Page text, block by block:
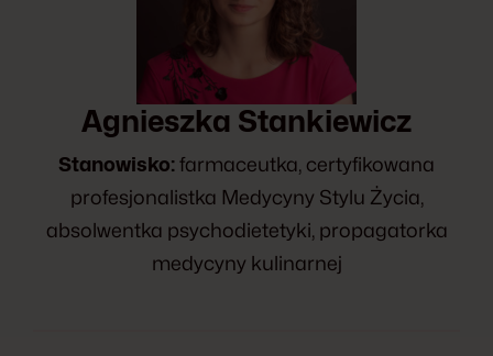
Agnieszka Stankiewicz
Stanowisko:farmaceutka, certyfikowana
profesjonalistka Medycyny Stylu Życia,
absolwentka psychodietetyki, propagatorka
medycyny kulinarnej